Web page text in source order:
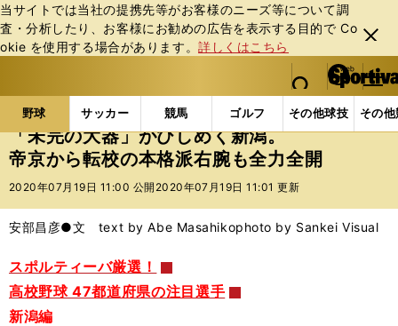
当サイトでは当社の提携先等がお客様のニーズ等について調
査・分析したり、お客様にお勧めの広告を表⽰する⽬的で Co
okie を使⽤する場合があります。詳しくはこちら
閉じ
る
web Sportiva (webスポルティーバ)
検索
マイペ
ー
ジ
メニュ
野球 サッカー 競馬 ゴルフ その他球技 その
b
ス
ポ
ル
バ
野球の記事一覧 高校野球他 「未完の大器」がひし
「未完の大器」がひしめく新潟。
帝京から転校の本格派右腕も全力全開
2020年07月19日 11:00 公開 2020年07月19日 11:01 更新
安部昌彦●文 text by Abe Masahikophoto by Sankei Visual
スポルティーバ厳選！
高校野球 47都道府県の注目選手
新潟編